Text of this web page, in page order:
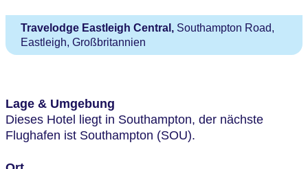
Travelodge Eastleigh Central, Southampton Road,
Eastleigh, Großbritannien
Lage & Umgebung
Dieses Hotel liegt in Southampton, der nächste
Flughafen ist Southampton (SOU).